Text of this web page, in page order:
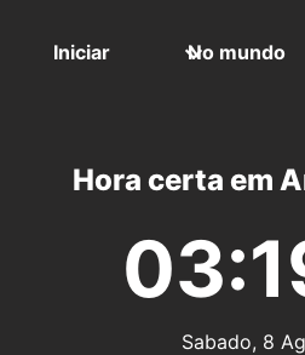
Iniciar No mundo
Hora certa em
Sabado, 8